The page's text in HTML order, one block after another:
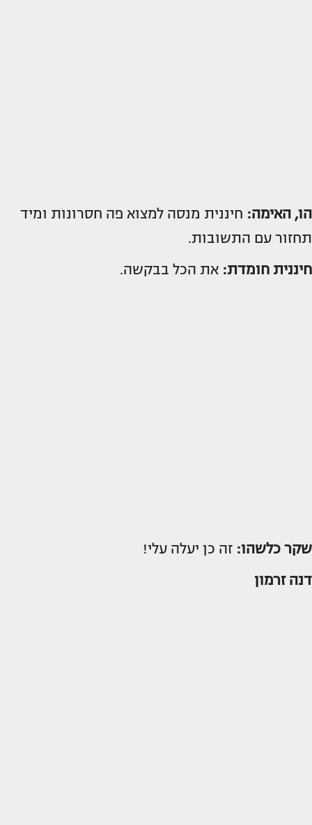
הו, האימה: חיננית מנסה למצוא פה חסרונות ומיד
תחזור עם התשובות.
חיננית חומדת: את הכל בבקשה.
שקר כלשהו: זה כן יעלה עלי!
דנה זרמון